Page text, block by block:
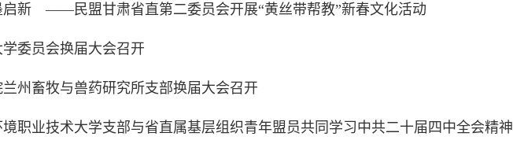
新 ——民盟甘肃省直第二委员会开展“黄丝带帮教”新春文化活动
委员会换届大会召开
州畜牧与兽药研究所支部换届大会召开
境职业技术大学支部与省直属基层组织青年盟员共同学习中共二十届四中全会精神